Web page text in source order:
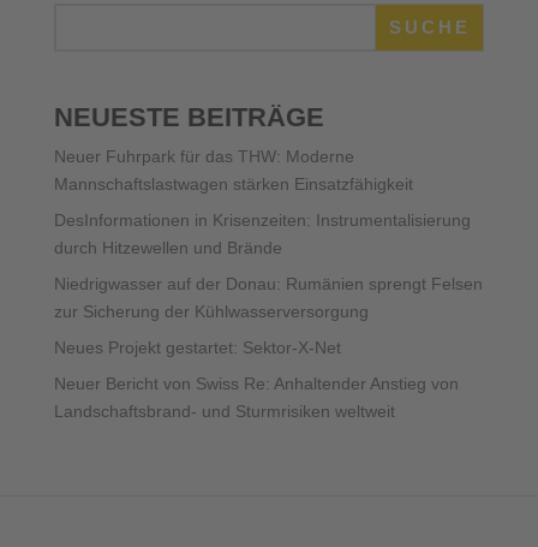
SUCHE
NEUESTE BEITRÄGE
Neuer Fuhrpark für das THW: Moderne
Mannschaftslastwagen stärken Einsatzfähigkeit
DesInformationen in Krisenzeiten: Instrumentalisierung
durch Hitzewellen und Brände
Niedrigwasser auf der Donau: Rumänien sprengt Felsen
zur Sicherung der Kühlwasserversorgung
Neues Projekt gestartet: Sektor-X-Net
Neuer Bericht von Swiss Re: Anhaltender Anstieg von
Landschaftsbrand- und Sturmrisiken weltweit